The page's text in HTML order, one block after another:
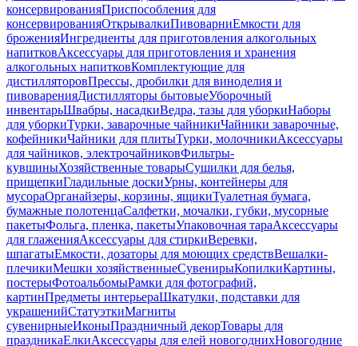
консервированияПриспособления для
консервированияОткрывалкиПивоварниЕмкости для
броженияИнгредиенты для приготовления алкогольных
напитковАксессуары для приготовления и хранения
алкогольных напитковКомплектующие для
дистилляторовПрессы, дробилки для виноделия и
пивоваренияДистилляторы бытовыеУборочный
инвентарьШвабры, насадкиВедра, тазы для уборкиНаборы
для уборкиТурки, заварочные чайникиЧайники заварочные,
кофейникиЧайники для плитыТурки, молочникиАксессуары
для чайников, электрочайниковФильтры-
кувшиныХозяйственные товарыСушилки для белья,
прищепкиГладильные доскиУрны, контейнеры для
мусораОрганайзеры, корзины, ящикиТуалетная бумага,
бумажные полотенцаСалфетки, мочалки, губки, мусорные
пакетыФольга, пленка, пакетыУпаковочная тараАксессуары
для глаженияАксессуары для стиркиВеревки,
шпагатыЕмкости, дозаторы для моющих средствВешалки-
плечикиМешки хозяйственныеСувенирыКопилкиКартины,
постерыФотоальбомыРамки для фотографий,
картинПредметы интерьераШкатулки, подставки для
украшенийСтатуэткиМагниты
сувенирныеИконыПраздничный декорТовары для
праздникаЕлкиАксессуары для елей новогоднихНовогодние